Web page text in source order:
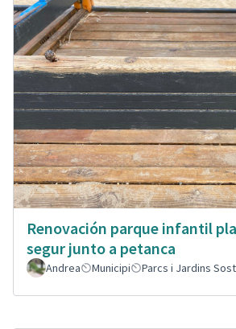
Renovación parque infantil
segur junto a petanca
Andrea Municipi Parcs i Jardins